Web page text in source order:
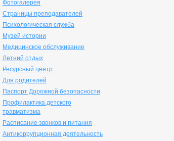
Фотогалерея
Страницы преподавателей
Психологическая служба
Музей истории
Медицинское обслуживание
Летний отдых
Ресурсный центр
Для родителей
Паспорт Дорожной безопасности
Профилактика детского
травматизма
Расписание звонков и питания
Антикоррупционная деятельность